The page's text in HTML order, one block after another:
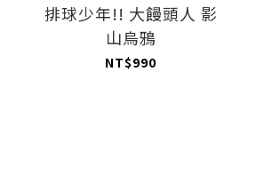
排球少年!! 大饅頭人 影
山烏鴉
NT$990